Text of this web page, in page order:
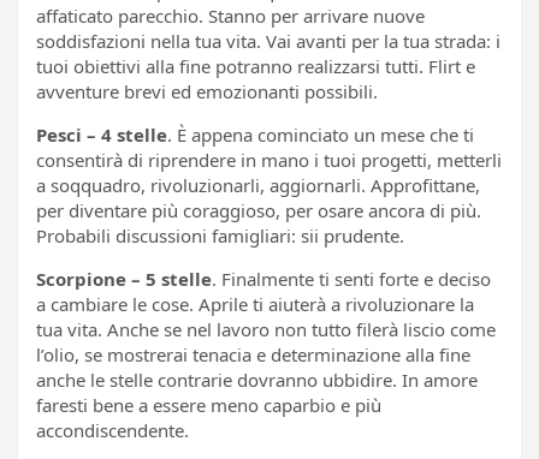
affaticato parecchio. Stanno per arrivare nuove
soddisfazioni nella tua vita. Vai avanti per la tua strada: i
tuoi obiettivi alla fine potranno realizzarsi tutti. Flirt e
avventure brevi ed emozionanti possibili.
Pesci – 4 stelle. È appena cominciato un mese che ti
consentirà di riprendere in mano i tuoi progetti, metterli
a soqquadro, rivoluzionarli, aggiornarli. Approfittane,
per diventare più coraggioso, per osare ancora di più.
Probabili discussioni famigliari: sii prudente.
Scorpione – 5 stelle. Finalmente ti senti forte e deciso
a cambiare le cose. Aprile ti aiuterà a rivoluzionare la
tua vita. Anche se nel lavoro non tutto filerà liscio come
l’olio, se mostrerai tenacia e determinazione alla fine
anche le stelle contrarie dovranno ubbidire. In amore
faresti bene a essere meno caparbio e più
accondiscendente.